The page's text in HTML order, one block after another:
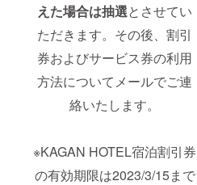
えた場合は抽選とさせてい
ただきます。その後、割引
券およびサービス券の利用
方法についてメールでご連
絡いたします。
※KAGAN HOTEL宿泊割引券
の有効期限は2023/3/15まで